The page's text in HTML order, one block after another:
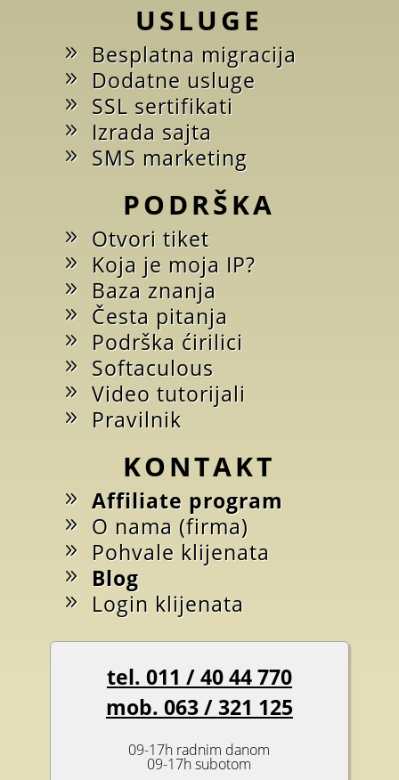
USLUGE
Besplatna migracija
Dodatne usluge
SSL sertifikati
Izrada sajta
SMS marketing
PODRŠKA
Otvori tiket
Koja je moja IP?
Baza znanja
Česta pitanja
Podrška ćirilici
Softaculous
Video tutorijali
Pravilnik
KONTAKT
Affiliate program
O nama (firma)
Pohvale klijenata
Blog
Login klijenata
tel. 011 / 40 44 770
mob. 063 / 321 125
09-17h radnim danom
09-17h subotom